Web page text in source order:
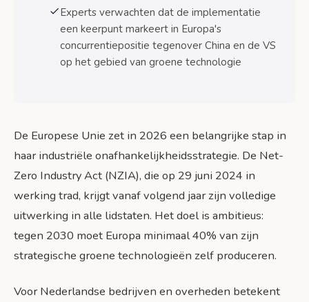
aanbestedingen
Voorkeurbehandeling voor Europese
groene technologie
Uitdagingen voor grote Nederlandse
ondernemingen
Sectorspecifieke impact
Tijdlijn en implementatiestappen 2026-2030
Korte termijn: 2026-2027
Middellange termijn: 2028-2029
Lange termijn: 2030 en verder
Experts verwachten dat de implementatie
een keerpunt markeert in Europa's
concurrentiepositie tegenover China en de VS
op het gebied van groene technologie
De Europese Unie zet in 2026 een belangrijke stap in
haar industriële onafhankelijkheidsstrategie. De Net-
Zero Industry Act (NZIA), die op 29 juni 2024 in
werking trad, krijgt vanaf volgend jaar zijn volledige
uitwerking in alle lidstaten. Het doel is ambitieus:
tegen 2030 moet Europa minimaal 40% van zijn
strategische groene technologieën zelf produceren.
Voor Nederlandse bedrijven en overheden betekent